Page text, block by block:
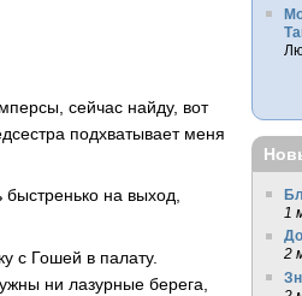
сейчас найду, вот
подхватывает меня
на выход,
с Гошей в палату.
ни лазурные берега,
1
2